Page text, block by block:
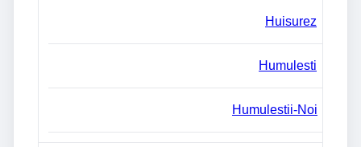
Huisurez
Humulesti
Humulestii-Noi